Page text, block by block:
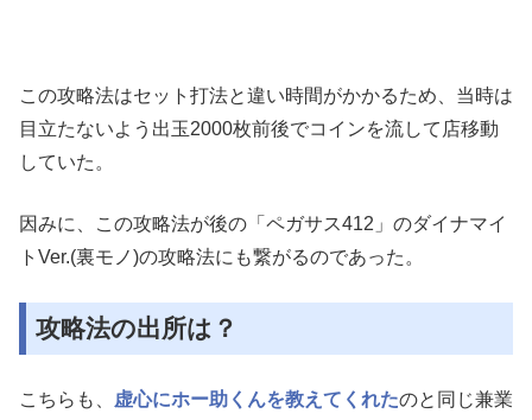
この攻略法はセット打法と違い時間がかかるため、当時は
目立たないよう出玉2000枚前後でコインを流して店移動
していた。
因みに、この攻略法が後の「ペガサス412」のダイナマイ
トVer.(裏モノ)の攻略法にも繋がるのであった。
攻略法の出所は？
こちらも、 虚心にホー助くんを教えてくれたのと同じ兼業